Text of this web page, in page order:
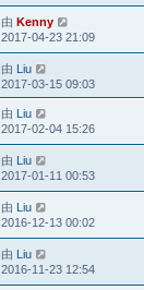
由 Kenny
2017-04-23 21:09
由 Liu
2017-03-15 09:03
由 Liu
2017-02-04 15:26
由 Liu
2017-01-11 00:53
由 Liu
2016-12-13 00:02
由 Liu
2016-11-23 12:54